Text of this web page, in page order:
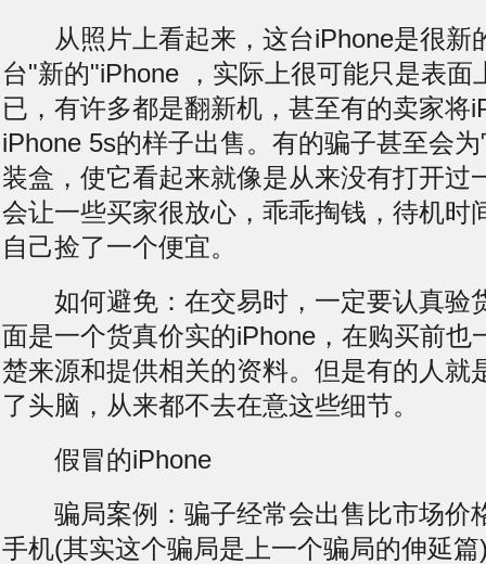
从照片上看起来，这台iPhone是很新
台"新的"iPhone ，实际上很可能只是表面
已，有许多都是翻新机，甚至有的卖家将
iPhone 5s的样子出售。有的骗子甚至会
装盒，使它看起来就像是从来没有打开过
会让一些买家很放心，乖乖掏钱， 待机时
自己捡了一个便宜。
如何避免：在交易时，一定要认真验
面是一个货真价实的iPhone，在购买前也
楚来源和提供相关的资料。但是有的人就
了头脑，从来都不去在意这些细节。
假冒的iPhone
骗局案例：骗子经常会出售比市场价
手机(其实这个骗局是上一个骗局的伸延篇